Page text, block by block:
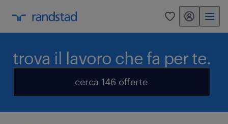
0 my randstad
trova il lavoro che fa per te.
cerca 146 offerte